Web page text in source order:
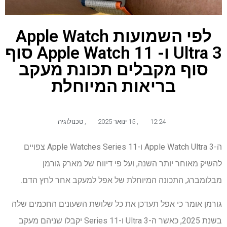
לפי השמועות Apple Watch
Ultra 3 ו- Apple Watch 11 סוף
סוף מקבלים תכונת מעקב
בריאות המיוחלת
12:24 15 ינואר 2025 טכנולוגיה
ה-Apple Watch Ultra 3 ו-Apple Watches Series 11 צפויים
להשיק מאוחר יותר השנה, ועל פי דיווח של מארק גורמן
מבלומברג, התכונה המיוחלת של אפל למעקב אחר לחץ הדם.
גורמן אומר כי אפל תעדכן את כל שלושת השעונים החכמים שלה
בשנת 2025, כאשר ה-Ultra 3 ו-Series 11 יקבלו שניהם מעקב